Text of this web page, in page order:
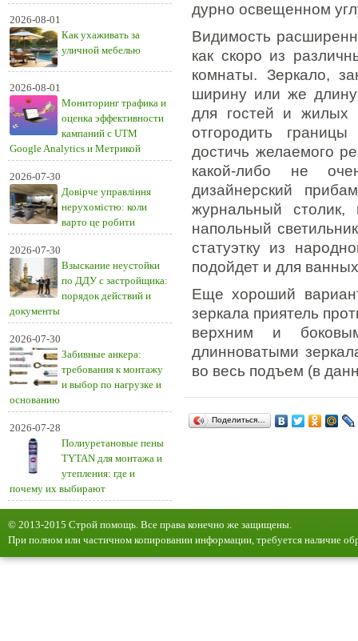
2026-08-01
Как ухаживать за
уличной мебелью
2026-08-01
Мониторинг трафика и
оценка эффективности
кампаний с UTM
Google Analytics и Метрикой
2026-07-30
Довірче управління
нерухомістю: коли
варто це робити
2026-07-30
Взыскание неустойки
по ДДУ с застройщика:
порядок действий и
документы
2026-07-30
Забивные анкера:
требования к монтажу
и выбор по нагрузке и
основанию
2026-07-28
Полиуретановые пены
TYTAN для монтажа и
утепления: где и
почему их выбирают
дурно освещенном
Видимость
как скоро из
комнаты. Зеркало,
ширину или же длину
для гостей и жилых
отгородить
достичь желаемого
какой-либо не
дизайнерский
журнальный столик,
напольный
статуэтку из
подойдет и для
Еще хороший
зеркала приятель
верхним и
длинноватыми
во весь подъем (в
Поделиться…
© 2013-2015 Строй помощь. Все права конечно же защищены.
При полном или частичном копировании информации, требуется наличие